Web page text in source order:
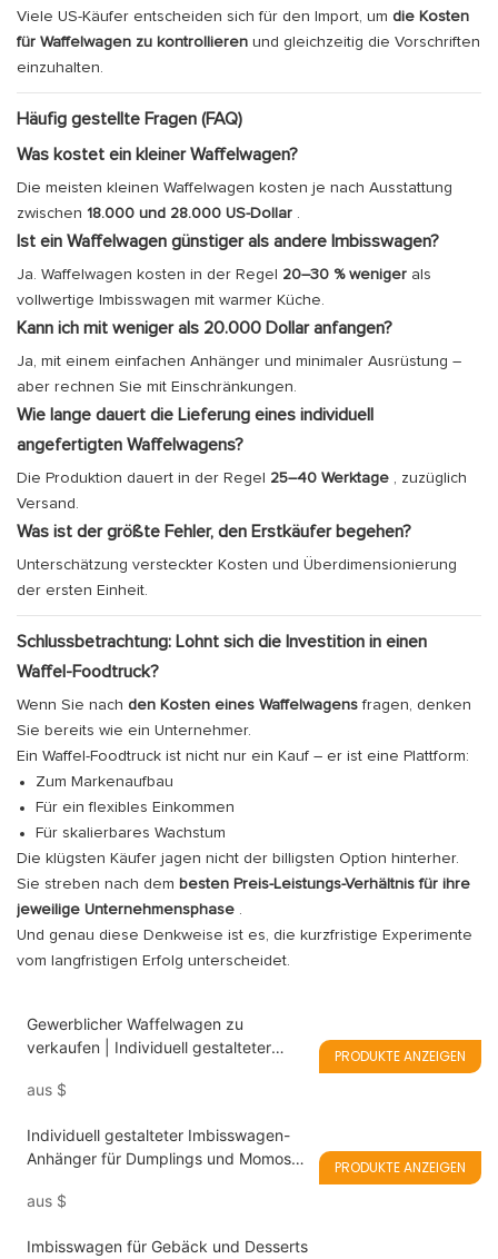
Viele US-Käufer entscheiden sich für den Import, um die Kosten
für Waffelwagen zu kontrollieren und gleichzeitig die Vorschriften
einzuhalten.
Häufig gestellte Fragen (FAQ)
Was kostet ein kleiner Waffelwagen?
Die meisten kleinen Waffelwagen kosten je nach Ausstattung
zwischen 18.000 und 28.000 US-Dollar .
Ist ein Waffelwagen günstiger als andere Imbisswagen?
Ja. Waffelwagen kosten in der Regel 20–30 % weniger als
vollwertige Imbisswagen mit warmer Küche.
Kann ich mit weniger als 20.000 Dollar anfangen?
Ja, mit einem einfachen Anhänger und minimaler Ausrüstung –
aber rechnen Sie mit Einschränkungen.
Wie lange dauert die Lieferung eines individuell
angefertigten Waffelwagens?
Die Produktion dauert in der Regel 25–40 Werktage , zuzüglich
Versand.
Was ist der größte Fehler, den Erstkäufer begehen?
Unterschätzung versteckter Kosten und Überdimensionierung
der ersten Einheit.
Schlussbetrachtung: Lohnt sich die Investition in einen
Waffel-Foodtruck?
Wenn Sie nach den Kosten eines Waffelwagens fragen, denken
Sie bereits wie ein Unternehmer.
Ein Waffel-Foodtruck ist nicht nur ein Kauf – er ist eine Plattform:
Zum Markenaufbau
Für ein flexibles Einkommen
Für skalierbares Wachstum
Die klügsten Käufer jagen nicht der billigsten Option hinterher.
Sie streben nach dem besten Preis-Leistungs-Verhältnis für ihre
jeweilige Unternehmensphase .
Und genau diese Denkweise ist es, die kurzfristige Experimente
vom langfristigen Erfolg unterscheidet.
Gewerblicher Waffelwagen zu
verkaufen | Individuell gestalteter
aus $
PRODUKTE ANZEIGEN
Individuell gestalteter Imbisswagen-
Anhänger für Dumplings und Momos
aus $
PRODUKTE ANZEIGEN
Imbisswagen für Gebäck und Desserts